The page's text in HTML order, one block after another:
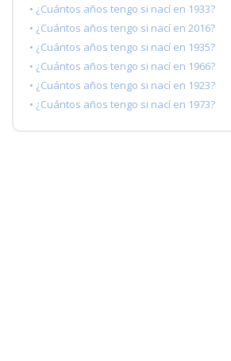
• ¿Cuántos años tengo si nací en 1933?
• ¿Cuántos años tengo si nací en 2016?
• ¿Cuántos años tengo si nací en 1935?
• ¿Cuántos años tengo si nací en 1966?
• ¿Cuántos años tengo si nací en 1923?
• ¿Cuántos años tengo si nací en 1973?